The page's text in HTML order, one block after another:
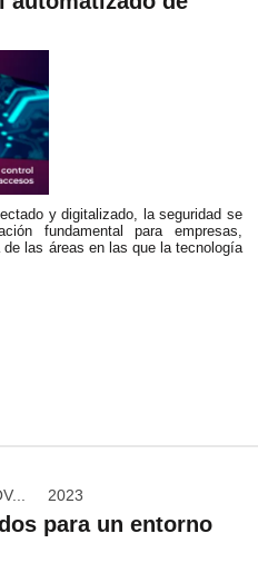
y digitalizado, la seguridad se
fundamental para empresas,
las áreas en las que la tecnología
2023
para un entorno